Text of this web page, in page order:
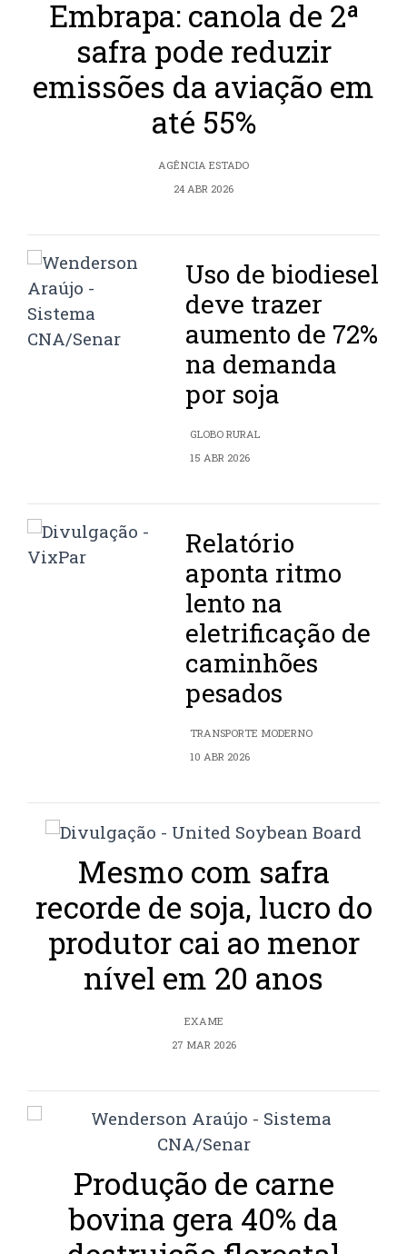
Embrapa: canola de 2ª
safra pode reduzir
emissões da aviação em
até 55%
AGÊNCIA ESTADO
24 ABR 2026
Uso de biodiesel
deve trazer
aumento de 72%
na demanda
por soja
GLOBO RURAL
15 ABR 2026
Relatório
aponta ritmo
lento na
eletrificação de
caminhões
pesados
TRANSPORTE MODERNO
10 ABR 2026
Mesmo com safra
recorde de soja, lucro do
produtor cai ao menor
nível em 20 anos
EXAME
27 MAR 2026
Produção de carne
bovina gera 40% da